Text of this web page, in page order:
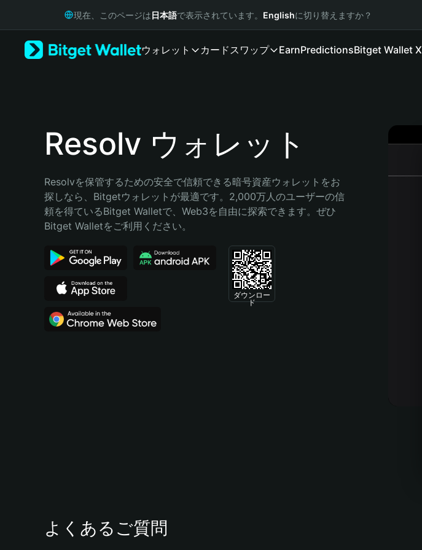
Русский
Bahasa Indonesia
Português (Brasil)
現在、このページは日本語で表示されています。 Englishに切り替えますか？
ウォレット カードスワップ EarnPredictionsBitget Wallet X
Resolv ウォレット
Resolvを保管するための安全で信頼できる暗号資産ウォレットをお
探しなら、Bitgetウォレットが最適です。2,000万人のユーザーの信
頼を得ているBitget Walletで、Web3を自由に探索できます。ぜひ
Bitget Walletをご利用ください。
ダウンロー
ド
よくあるご質問